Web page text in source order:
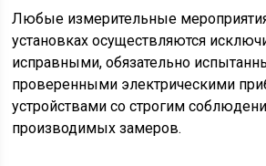
Любые измерительные
установках осуществляются
исправными, обязательно
проверенными электрическими
устройствами со строгим
производимых замеров.